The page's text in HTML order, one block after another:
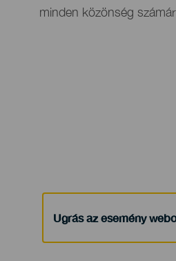
minden közönség
Ugrás az esemény